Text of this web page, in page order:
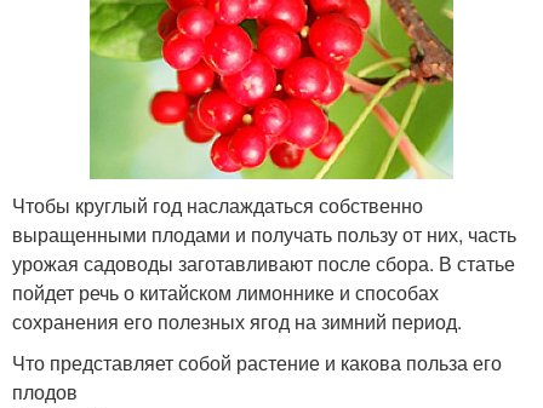
Чтобы круглый год наслаждаться собственно
выращенными плодами и получать пользу от них, часть
урожая садоводы заготавливают после сбора. В статье
пойдет речь о китайском лимоннике и способах
сохранения его полезных ягод на зимний период.
Что представляет собой растение и какова польза его
плодов